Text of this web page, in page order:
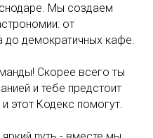
Мы создаем
от
до демократичных кафе.
Скорее всего ты
и тебе предстоит
этот Кодекс помогут.